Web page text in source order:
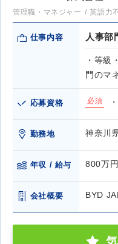
管理職・マネジャー 英語力
仕事内容 人事部
・等級
門のマ
応募資格 必須
勤務地 神奈川
年収 / 給与 800万
会社概要 BYD